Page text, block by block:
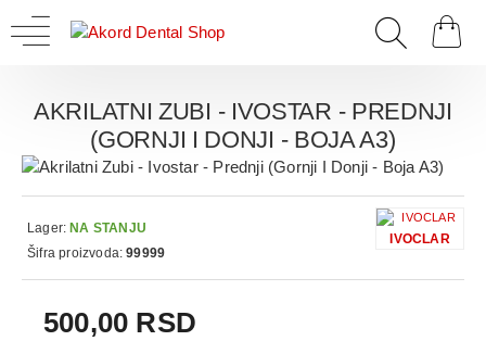
AKRILATNI ZUBI - IVOSTAR - PREDNJI
(GORNJI I DONJI - BOJA A3)
500,00 RSD
Lager: NA STANJU
Šifra proizvoda: 99999
IVOCLAR